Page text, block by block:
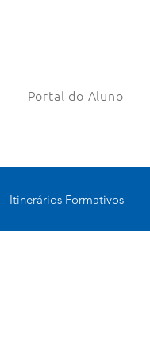
Portal do Aluno
Itinerários Formativos